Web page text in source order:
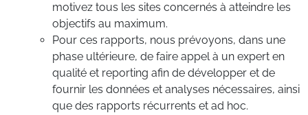
motivez tous les sites concernés à atteindre les
objectifs au maximum.
Pour ces rapports, nous prévoyons, dans une
phase ultérieure, de faire appel à un expert en
qualité et reporting afin de développer et de
fournir les données et analyses nécessaires, ainsi
que des rapports récurrents et ad hoc.